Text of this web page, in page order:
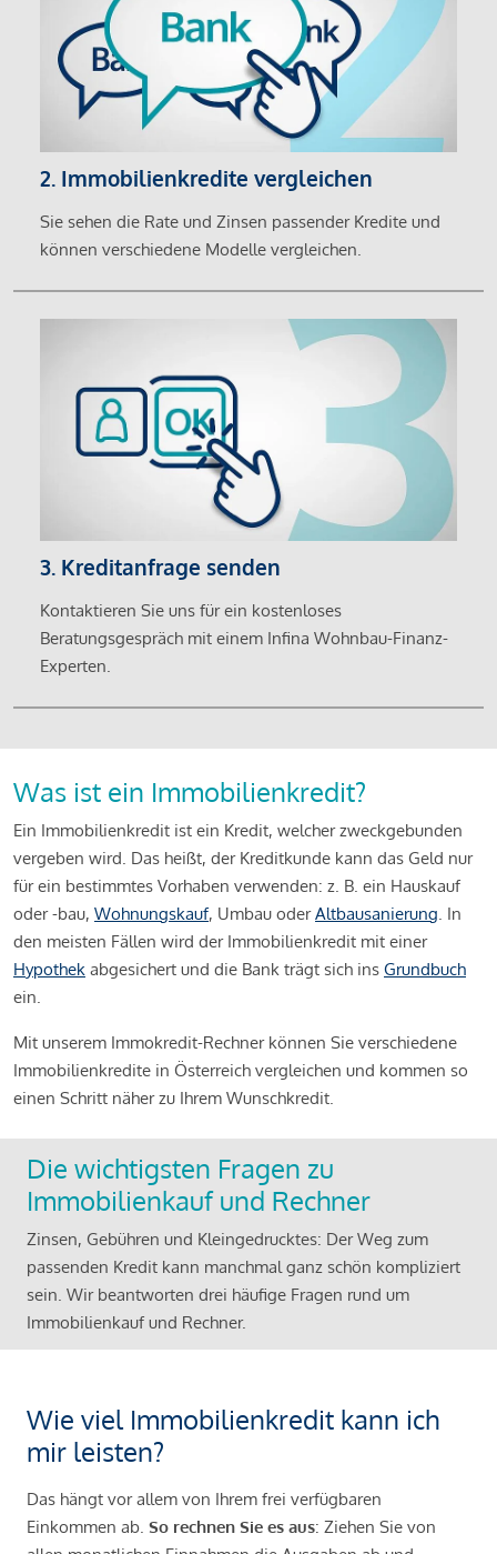
2. Immobilienkredite vergleichen
Sie sehen die Rate und Zinsen passender Kredite und
können verschiedene Modelle vergleichen.
3. Kreditanfrage senden
Kontaktieren Sie uns für ein kostenloses
Beratungsgespräch mit einem Infina Wohnbau-Finanz-
Experten.
Was ist ein Immobilienkredit?
Ein Immobilienkredit ist ein Kredit, welcher zweckgebunden
vergeben wird. Das heißt, der Kreditkunde kann das Geld nur
für ein bestimmtes Vorhaben verwenden: z. B. ein Hauskauf
oder -bau, Wohnungskauf, Umbau oderAltbausanierung. In
den meisten Fällen wird der Immobilienkredit mit einer
Hypothek abgesichert und die Bank trägt sich ins Grundbuch
ein.
Mit unserem Immokredit-Rechner können Sie verschiedene
Immobilienkredite in Österreich vergleichen und kommen so
einen Schritt näher zu Ihrem Wunschkredit.
Die wichtigsten Fragen zu
Immobilienkauf und Rechner
Zinsen, Gebühren und Kleingedrucktes: Der Weg zum
passenden Kredit kann manchmal ganz schön kompliziert
sein. Wir beantworten drei häufige Fragen rund um
Immobilienkauf und Rechner.
Wie viel Immobilienkredit kann ich
mir leisten?
Das hängt vor allem von Ihrem frei verfügbaren
Einkommen ab. So rechnen Sie es aus: Ziehen Sie von